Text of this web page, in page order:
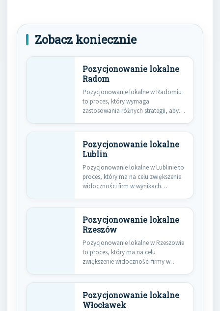
Zobacz koniecznie
Pozycjonowanie lokalne
Radom
Pozycjonowanie lokalne w Radomiu
to proces, który wymaga
zastosowania różnych strategii, aby
Pozycjonowanie lokalne
Lublin
Pozycjonowanie lokalne w Lublinie to
proces, który ma na celu zwiększenie
widoczności firm w wynikach…
Pozycjonowanie lokalne
Rzeszów
Pozycjonowanie lokalne w Rzeszowie
to proces, który ma na celu
zwiększenie widoczności firmy w
Pozycjonowanie lokalne
Włocławek